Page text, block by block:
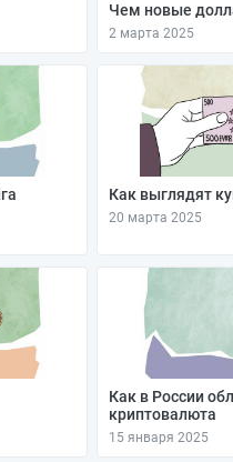
Чем новые
2 марта 2025
Как выглядят
20 марта 2025
Как в России
криптовалюта
15 января 2025